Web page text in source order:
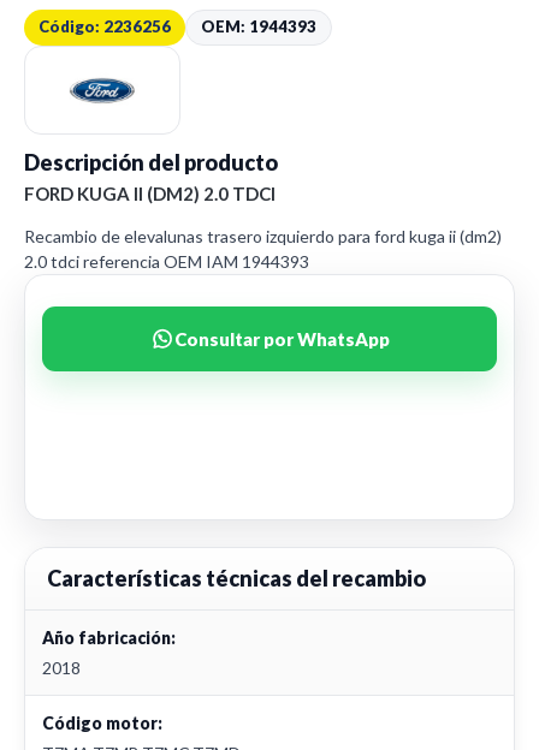
Código: 2236256 OEM: 1944393
Descripción del producto
FORD KUGA II (DM2) 2.0 TDCI
Recambio de elevalunas trasero izquierdo para ford kuga ii (dm2)
2.0 tdci referencia OEM IAM 1944393
Consultar por WhatsApp
Características técnicas del recambio
Año fabricación:
2018
Código motor: